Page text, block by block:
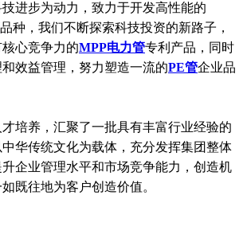
进步为动力，致力于开发高性能的
品种，我们不断探索科技投资的新路子，
心竞争力的MPP电力管专利产品，同时
效益管理，努力塑造一流的PE管企业品
养，汇聚了一批具有丰富行业经验的
华传统文化为载体，充分发挥集团整体
企业管理水平和市场竞争能力，创造机
既往地为客户创造价值。